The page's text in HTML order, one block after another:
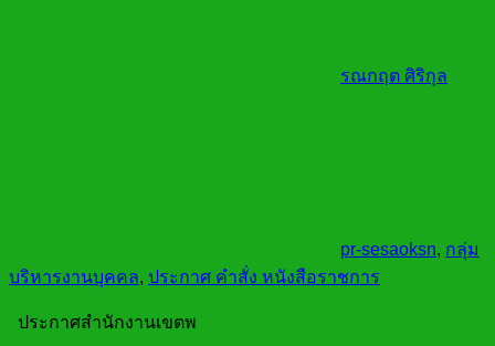
รณกฤต ศิริกุล
pr-sesaoksn, กลุ่ม
บริหารงานบุคคล, ประกาศ คำสั่ง หนังสือราชการ
ประกาศสำนักงานเขตพ